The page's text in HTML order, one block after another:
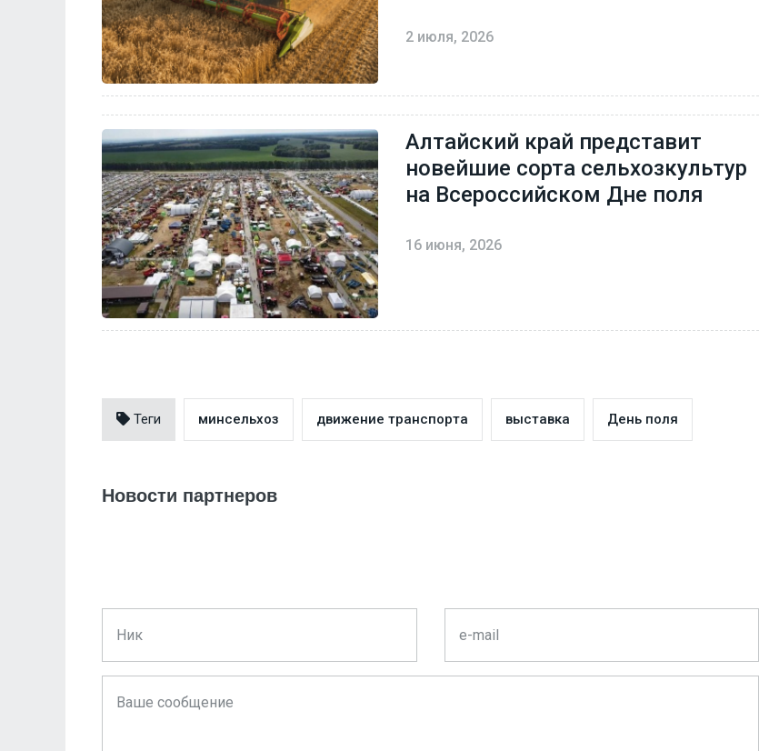
2 июля, 2026
Алтайский край представит
новейшие сорта сельхозкультур
на Всероссийском Дне поля
16 июня, 2026
Теги минсельхоз движение транспорта выставка День поля
Новости партнеров